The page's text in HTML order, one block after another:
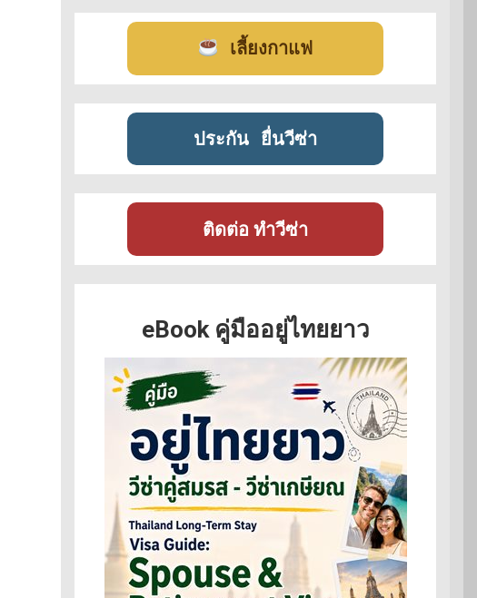
เลี้ยงกาแฟ
ประกัน ยื่นวีซ่า
ติดต่อ ทำวีซ่า
eBook คู่มืออยู่ไทยยาว